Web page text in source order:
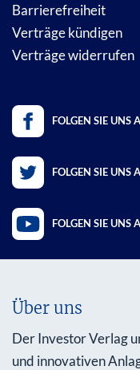
Barrierefreiheit
Verträge kündigen
Verträge widerrufen
FOLGEN SIE UNS
FOLGEN SIE UNS
FOLGEN SIE UNS
Über uns
Der Investor Verlag
und innovativen